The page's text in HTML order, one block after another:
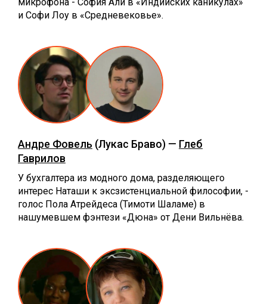
и Софи Лоу в «Средневековье».
Андре Фовель (Лукас Браво) — Глеб
Гаврилов
У бухгалтера из модного дома, разделяющего
интерес Наташи к эксзистенциальной философии, -
голос Пола Атрейдеса (Тимоти Шаламе) в
нашумевшем фэнтези «Дюна» от Дени Вильнёва.